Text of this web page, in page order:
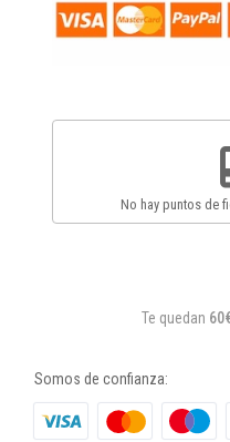
No hay puntos de
Te quedan
Somos de confianza: